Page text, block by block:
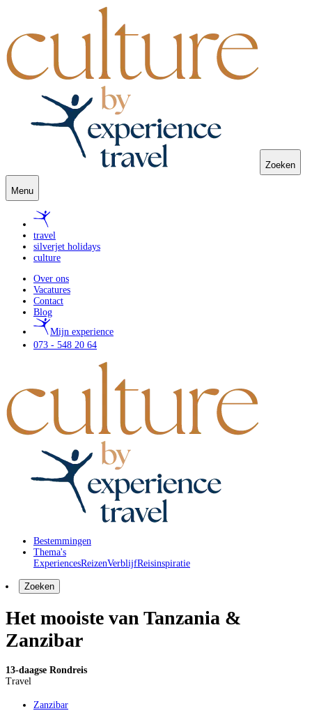
Zoeken
Menu
travel
silverjet holidays
culture
Over ons
Vacatures
Contact
Blog
Mijn experience
073 - 548 20 64
Bestemmingen
Thema's
ExperiencesReizenVerblijfReisinspiratie
Zoeken
Het mooiste van Tanzania &
Zanzibar
13-daagse Rondreis
Travel
Zanzibar